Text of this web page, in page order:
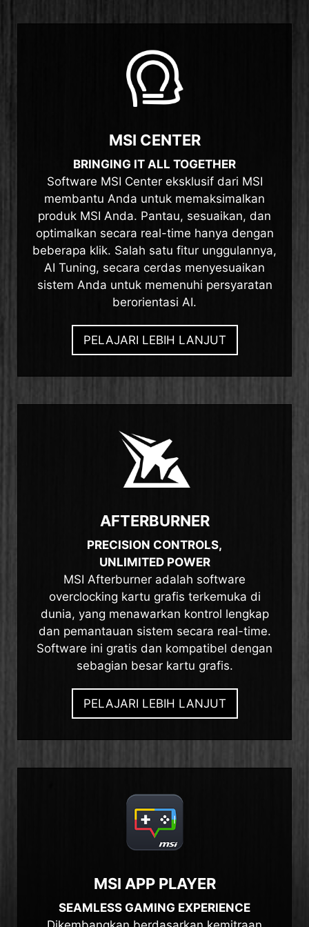
MSI CENTER
BRINGING IT ALL TOGETHER
Software MSI Center eksklusif dari MSI
membantu Anda untuk memaksimalkan
produk MSI Anda. Pantau, sesuaikan, dan
optimalkan secara real-time hanya dengan
beberapa klik. Salah satu fitur unggulannya,
AI Tuning, secara cerdas menyesuaikan
sistem Anda untuk memenuhi persyaratan
berorientasi AI.
PELAJARI LEBIH LANJUT
AFTERBURNER
PRECISION CONTROLS,
UNLIMITED POWER
MSI Afterburner adalah software
overclocking kartu grafis terkemuka di
dunia, yang menawarkan kontrol lengkap
dan pemantauan sistem secara real-time.
Software ini gratis dan kompatibel dengan
sebagian besar kartu grafis.
PELAJARI LEBIH LANJUT
MSI APP PLAYER
SEAMLESS GAMING EXPERIENCE